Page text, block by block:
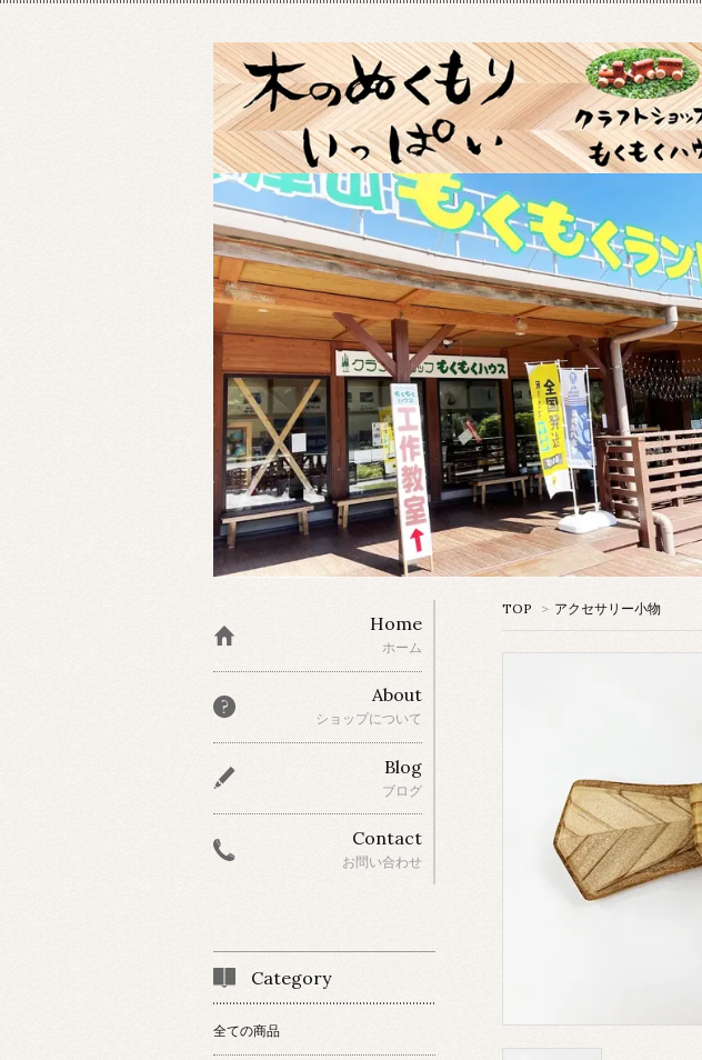
TOP > アクセサリー小物
Home
ホーム
About
ショップについて
Blog
ブログ
Contact
お問い合わせ
Category
全ての商品